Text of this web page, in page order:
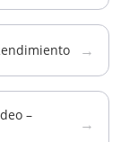
→
–
→